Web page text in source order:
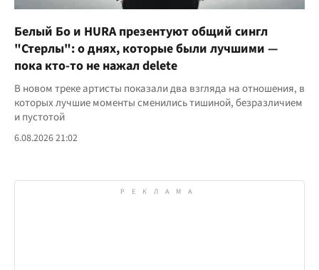
Белый Бо и HURA презентуют общий сингл
"Стерлы": о днях, которые были лучшими —
пока кто-то не нажал delete
В новом треке артисты показали два взгляда на отношения, в
которых лучшие моменты сменились тишиной, безразличием
и пустотой
6.08.2026 21:02